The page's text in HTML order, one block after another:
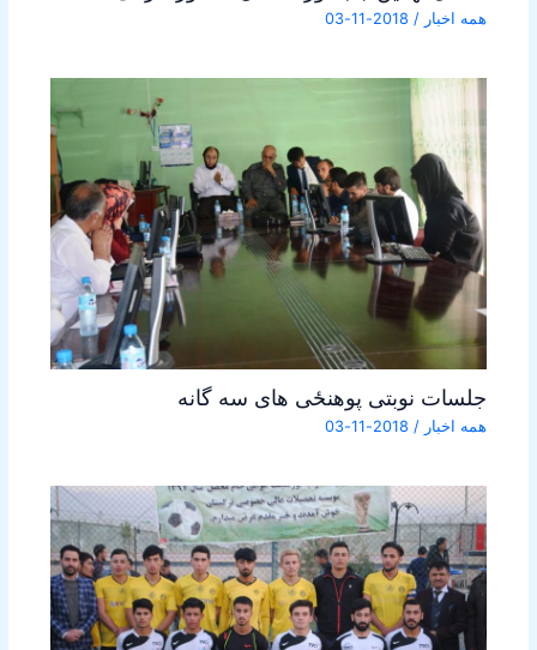
همه اخبار /
2018-11-03
جلسات نوبتی پوهنځی های سه گانه
همه اخبار /
2018-11-03